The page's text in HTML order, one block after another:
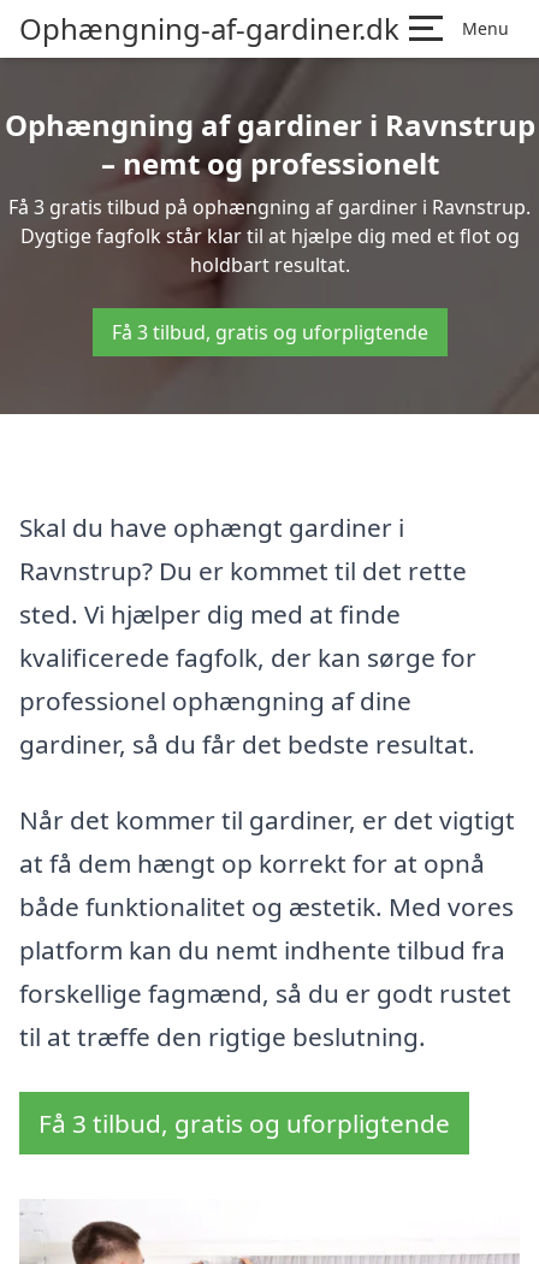
Ophængning-af-gardiner.dk Menu
Ophængning af gardiner i Ravnstrup
– nemt og professionelt
Få 3 gratis tilbud på ophængning af gardiner i Ravnstrup.
Dygtige fagfolk står klar til at hjælpe dig med et flot og
holdbart resultat.
Få 3 tilbud, gratis og uforpligtende
Skal du have ophængt gardiner i
Ravnstrup? Du er kommet til det rette
sted. Vi hjælper dig med at finde
kvalificerede fagfolk, der kan sørge for
professionel ophængning af dine
gardiner, så du får det bedste resultat.
Når det kommer til gardiner, er det vigtigt
at få dem hængt op korrekt for at opnå
både funktionalitet og æstetik. Med vores
platform kan du nemt indhente tilbud fra
forskellige fagmænd, så du er godt rustet
til at træffe den rigtige beslutning.
Få 3 tilbud, gratis og uforpligtende